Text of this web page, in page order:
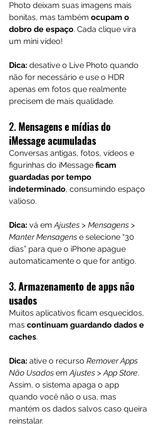
Photo deixam suas imagens mais
bonitas, mas também ocupam o
dobro de espaço. Cada clique vira
um mini vídeo!
Dica: desative o Live Photo quando
não for necessário e use o HDR
apenas em fotos que realmente
precisem de mais qualidade.
2. Mensagens e mídias do
iMessage acumuladas
Conversas antigas, fotos, vídeos e
figurinhas do iMessage ficam
guardadas por tempo
indeterminado, consumindo espaço
valioso.
Dica: vá em Ajustes > Mensagens >
Manter Mensagens e selecione “30
dias” para que o iPhone apague
automaticamente o que for antigo.
3. Armazenamento de apps não
usados
Muitos aplicativos ficam esquecidos,
mas continuam guardando dados e
caches.
Dica: ative o recurso Remover Apps
Não Usados em Ajustes > App Store.
Assim, o sistema apaga o app
quando você não o usa, mas
mantém os dados salvos caso queira
reinstalar.